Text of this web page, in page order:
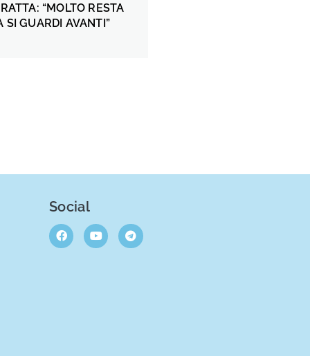
“MOLTO RESTA
SI GUARDI AVANTI”
Social